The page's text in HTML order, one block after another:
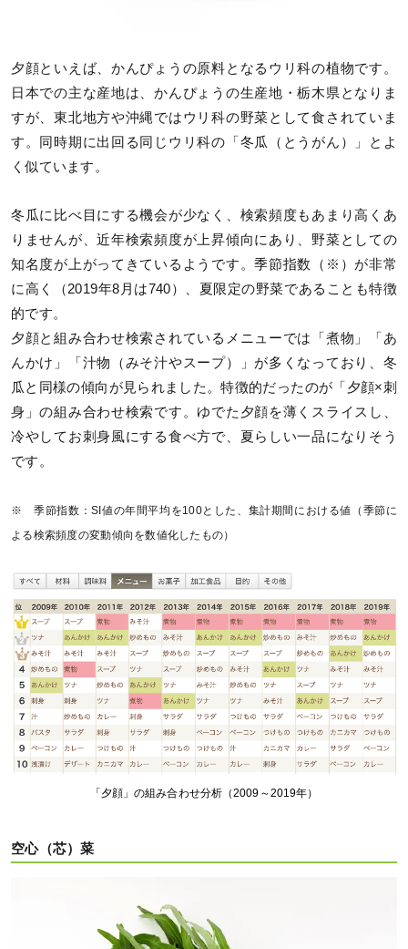
夕顔といえば、かんぴょうの原料となるウリ科の植物です。
日本での主な産地は、かんぴょうの生産地・栃木県となりま
すが、東北地方や沖縄ではウリ科の野菜として食されていま
す。同時期に出回る同じウリ科の「冬瓜（とうがん）」とよ
く似ています。
冬瓜に比べ目にする機会が少なく、検索頻度もあまり高くあ
りませんが、近年検索頻度が上昇傾向にあり、野菜としての
知名度が上がってきているようです。季節指数（※）が非常
に高く（2019年8月は740）、夏限定の野菜であることも特徴
的です。
夕顔と組み合わせ検索されているメニューでは「煮物」「あ
んかけ」「汁物（みそ汁やスープ）」が多くなっており、冬
瓜と同様の傾向が見られました。特徴的だったのが「夕顔×刺
身」の組み合わせ検索です。ゆでた夕顔を薄くスライスし、
冷やしてお刺身風にする食べ方で、夏らしい一品になりそう
です。
※ 季節指数：SI値の年間平均を100とした、集計期間における値（季節に
よる検索頻度の変動傾向を数値化したもの）
「夕顔」の組み合わせ分析（2009～2019年）
空心（芯）菜